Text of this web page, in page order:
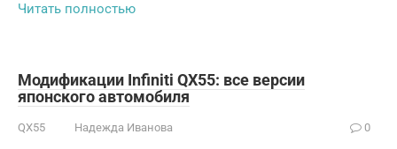
Читать полностью
Модификации Infiniti QX55: все версии
японского автомобиля
QX55 Надежда Иванова 0